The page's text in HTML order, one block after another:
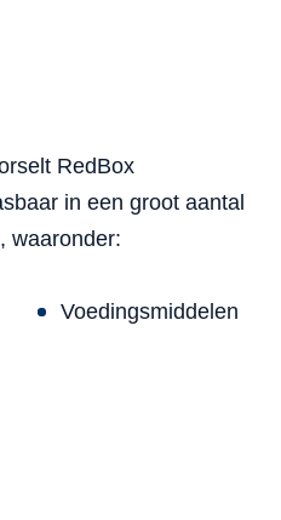
RedBox
in een groot aantal
waaronder:
Voedingsmiddelen